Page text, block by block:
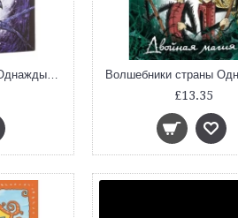
Волшебники страны Однажды. Кн.1
£13.35